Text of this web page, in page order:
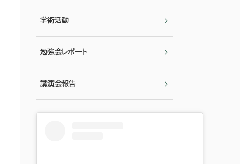
学術活動
勉強会レポート
講演会報告